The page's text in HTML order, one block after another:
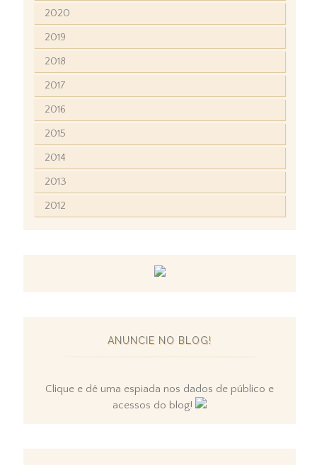
2020
2019
2018
2017
2016
2015
2014
2013
2012
ANUNCIE NO BLOG!
Clique e dê uma espiada nos dados de público e
acessos do blog!